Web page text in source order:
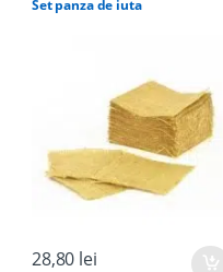
Iuta pentru nunta
Set panza de iuta
28,80 lei